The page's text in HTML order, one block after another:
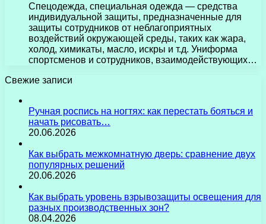
Спецодежда, специальная одежда — средства
индивидуальной защиты, предназначенные для
защиты сотрудников от неблагоприятных
воздействий окружающей среды, таких как жара,
холод, химикаты, масло, искры и т.д. Униформа
спортсменов и сотрудников, взаимодействующих…
Свежие записи
Ручная роспись на ногтях: как перестать бояться и
начать рисовать…
20.06.2026
Как выбрать межкомнатную дверь: сравнение двух
популярных решений
20.06.2026
Как выбрать уровень взрывозащиты освещения для
разных производственных зон?
08.04.2026